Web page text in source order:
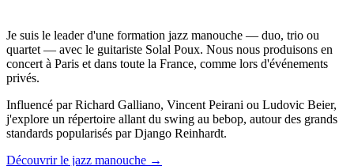
Je suis le leader d'une formation jazz manouche — duo, trio ou
quartet — avec le guitariste Solal Poux. Nous nous produisons en
concert à Paris et dans toute la France, comme lors d'événements
privés.
Influencé par Richard Galliano, Vincent Peirani ou Ludovic Beier,
j'explore un répertoire allant du swing au bebop, autour des grands
standards popularisés par Django Reinhardt.
Découvrir le jazz manouche →